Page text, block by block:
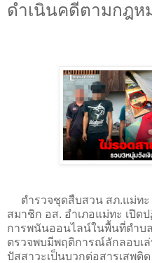
ดำเนินคดีตามกฎห
ตำรวจชุดสืบสวน สภ.แม่ท
สมาชิก อส. อำเภอแม่ทะ เปิด
การพนันออนไลน์ในพื้นที่ตำบล
ตรวจพบมีพฤติการณ์ลักลอบเ
ปัสสาวะเป็นบวกต่อสารเสพติ